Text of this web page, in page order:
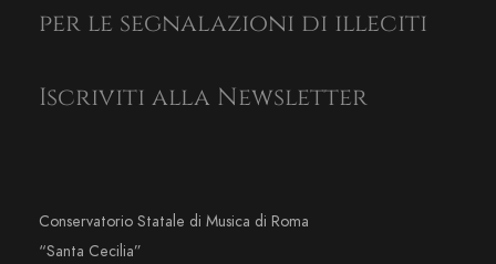
per le segnalazioni di illeciti
Iscriviti alla Newsletter
Conservatorio Statale di Musica di Roma
“Santa Cecilia”